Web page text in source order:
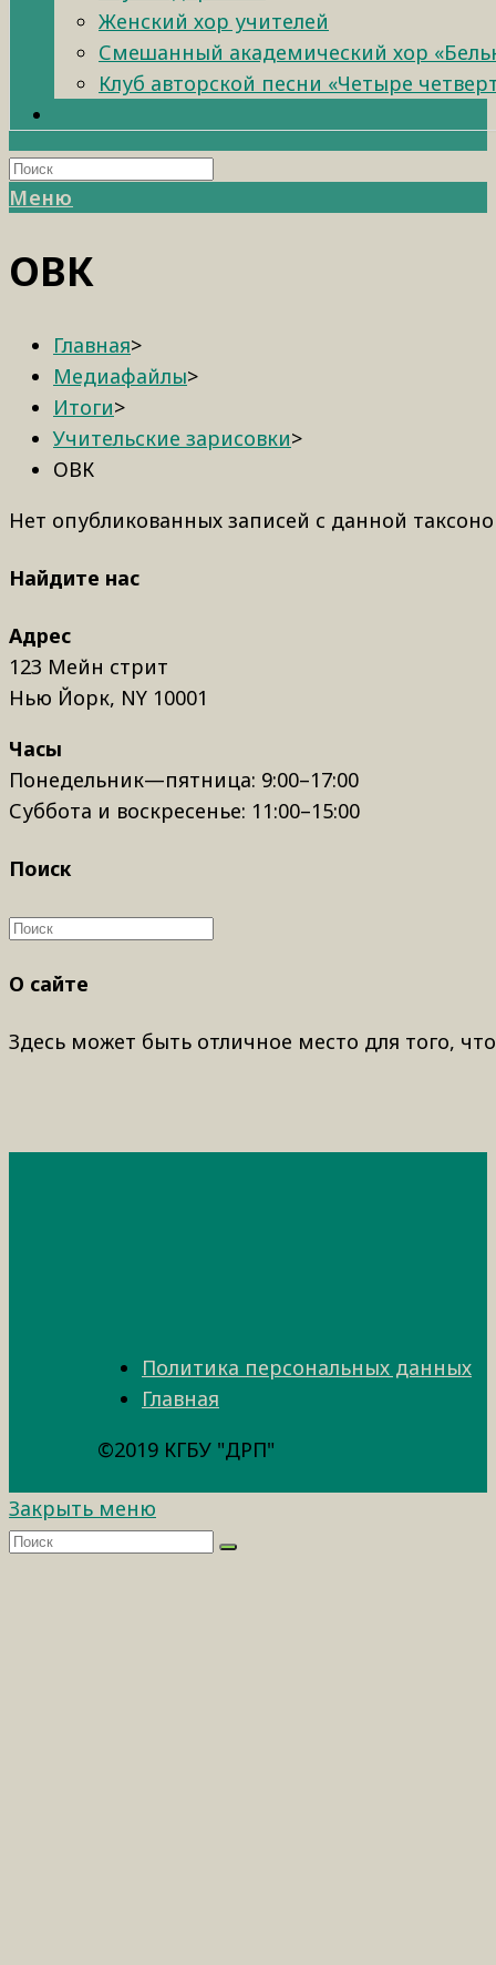
Женский хор учителей
Смешанный академический хор
Клуб авторской песни «Четыре
Меню
ОВК
Главная>
Медиафайлы>
Итоги>
Учительские зарисовки>
ОВК
Нет опубликованных записей с данной
Найдите нас
Адрес
123 Мейн стрит
Нью Йорк, NY 10001
Часы
Понедельник—пятница: 9:00–17:00
Суббота и воскресенье: 11:00–15:00
Поиск
О сайте
Здесь может быть отличное место для того,
Политика персональных данных
Главная
©2019 КГБУ "ДРП"
Закрыть меню